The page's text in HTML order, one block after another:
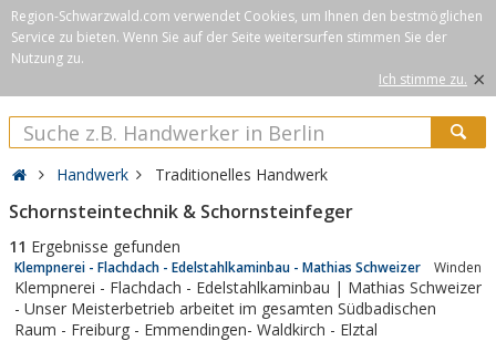
Region-Schwarzwald.com verwendet Cookies, um Ihnen den bestmöglichen
Service zu bieten. Wenn Sie auf der Seite weitersurfen stimmen Sie der
Nutzung zu.
Ich stimme zu. ×
Handwerk Traditionelles Handwerk
Schornsteintechnik & Schornsteinfeger
11 Ergebnisse gefunden
Klempnerei - Flachdach - Edelstahlkaminbau - Mathias Schweizer Winden
Klempnerei - Flachdach - Edelstahlkaminbau | Mathias Schweizer
- Unser Meisterbetrieb arbeitet im gesamten Südbadischen
Raum - Freiburg - Emmendingen- Waldkirch - Elztal